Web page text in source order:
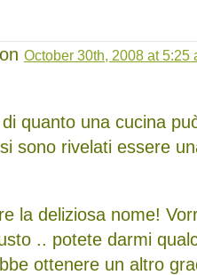
October 30th, 2008 at 5:25
quanto una cucina
sono rivelati essere
la deliziosa nome!
.. potete darmi
ottenere un altro